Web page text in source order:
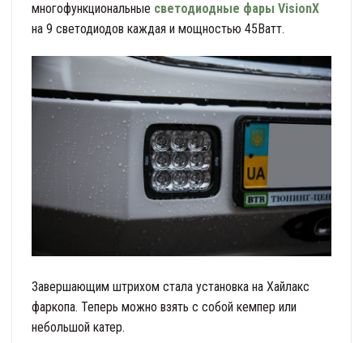
многофункциональные светодиодные фары VisionX
на 9 светодиодов каждая и мощностью 45Ватт.
Завершающим штрихом стала установка на Хайлакс
фаркопа. Теперь можно взять с собой кемпер или
небольшой катер.